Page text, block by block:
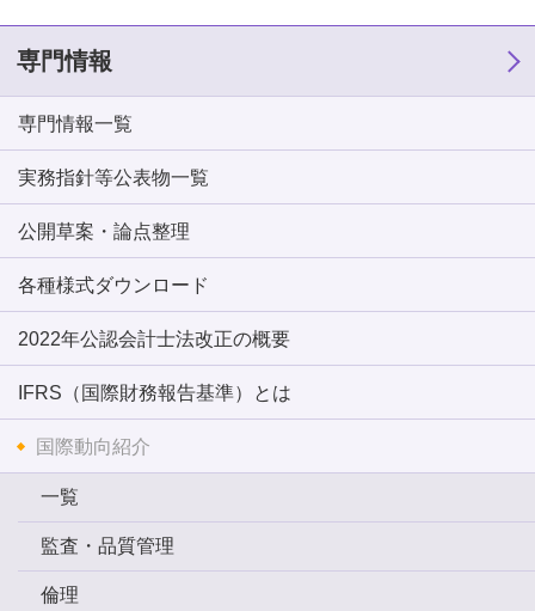
専門情報
専門情報一覧
実務指針等公表物一覧
公開草案・論点整理
各種様式ダウンロード
2022年公認会計士法改正の概要
IFRS（国際財務報告基準）とは
国際動向紹介
一覧
監査・品質管理
倫理